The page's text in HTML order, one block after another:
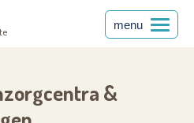
menu
&